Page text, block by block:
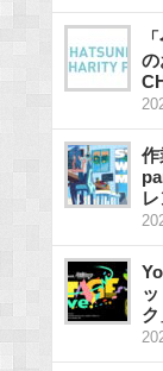
の
作
ク